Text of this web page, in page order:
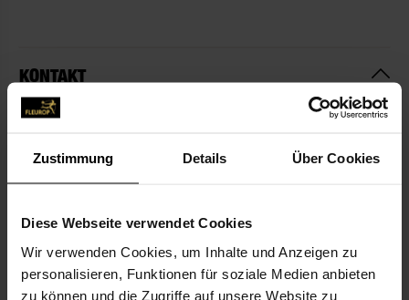
Zustimmung Details Über Cookies
Diese Webseite verwendet Cookies
Wir verwenden Cookies, um Inhalte und Anzeigen zu
personalisieren, Funktionen für soziale Medien anbieten
zu können und die Zugriffe auf unsere Website zu
KONTAKT
Blumen-Freund
Liebenwerdaer Str. 33
035342-712 80
035342-712 80